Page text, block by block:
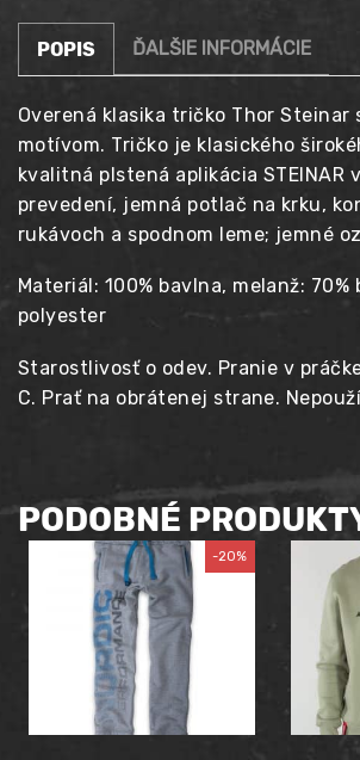
POPIS ĎALŠIE INFORMÁCIE
Overená klasika tričko Thor Steinar
motívom. Tričko je klasického
kvalitná plstená aplikácia STEINAR
prevedení, jemná potlač na krku,
rukávoch a spodnom leme; jemné
Materiál: 100% bavlna, melanž: 70%
polyester
Starostlivosť o odev. Pranie v
C. Prať na obrátenej strane.
PODOBNÉ
-20%